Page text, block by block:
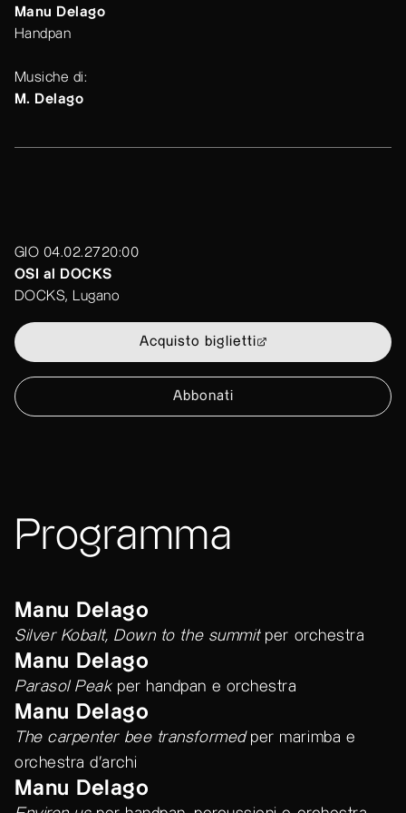
Manu Delago
Handpan
Musiche di:
M. Delago
GIO 04.02.2720:00
OSI al DOCKS
DOCKS, Lugano
Acquisto biglietti
Abbonati
Programma
Manu Delago
Silver Kobalt, Down to the summitper orchestra
Manu Delago
Parasol Peakper handpan e orchestra
Manu Delago
The carpenter bee transformedper marimba e
orchestra d’archi
Manu Delago